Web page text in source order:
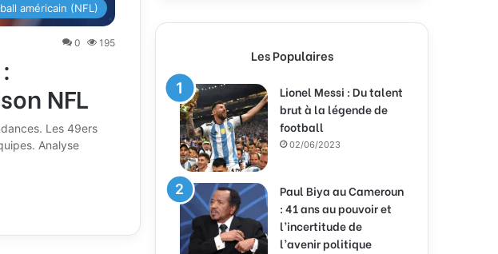
américain (NFL)
0 195
NFL
Les 49ers
Analyse
Les Populaires
Lionel Messi : Du talent
brut à la légende de
football
02/06/2023
Paul Biya au Cameroun
: 41 ans au pouvoir et
l’incertitude de
l’avenir politique